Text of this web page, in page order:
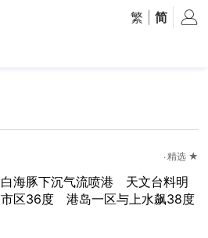
繁 简
精选 ★
白海豚下沉气流喷港 天文台料明
市区36度 港岛一区与上水飙38度